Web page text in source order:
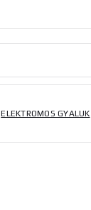
ELEKTROMOS GYALUK